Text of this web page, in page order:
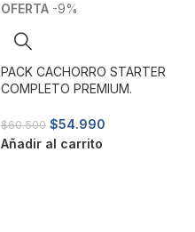
-9%
PACK CACHORRO STARTER
COMPLETO PREMIUM.
$60.500 $54.990
Añadir al carrito